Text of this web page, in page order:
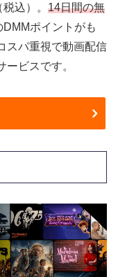
込）。 14日間の無
ポイントがも
スパ重視で動画配信
ビスです。